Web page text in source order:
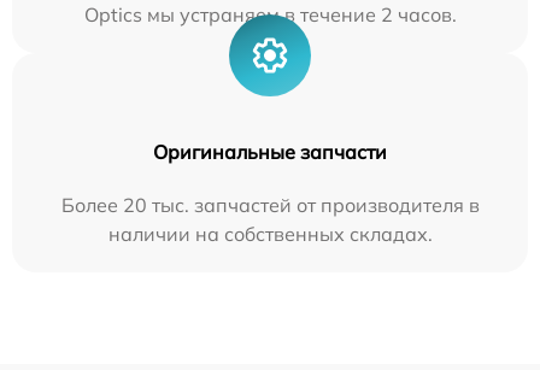
Optics мы устраняем в течение 2 часов.
Оригинальные запчасти
Более 20 тыс. запчастей от производителя в
наличии на собственных складах.